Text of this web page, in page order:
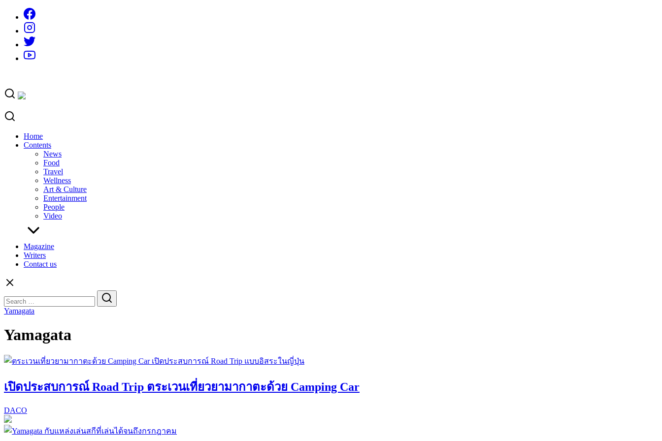
content
Home
Contents
News
Food
Travel
Wellness
Art & Culture
Entertainment
People
Video
Magazine
Writers
Contact us
for:
Yamagata
Yamagata
เปิดประสบการณ์ Road Trip ตระเวนเที่ยวยามากาตะด้วย Camping Car
DACO